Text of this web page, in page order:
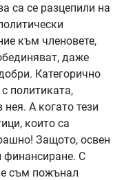
са се разцепили на
към членовете,
даже
Категорично
политиката,
А когато тези
които са
Защото, освен
финансиране. С
съм пожънал